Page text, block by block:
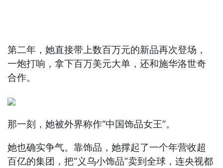
第二年，她直接带上数百万元的新品再次登场，
一炮打响，拿下百万美元大单，还和施华洛世奇
合作。
那一刻，她被外界称作“中国饰品女王”。
她也确实争气。靠饰品，她撑起了一个年营收超
百亿的集团，把“义乌小饰品”卖到全球，连央视都